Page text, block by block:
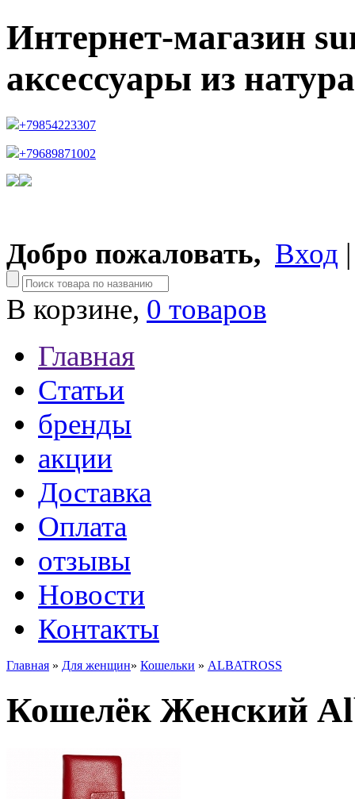
Интернет-магазин
аксессуары из
+79854223307
+79689871002
Добро пожаловать, Вход
В корзине, 0 товаров
Главная
Статьи
бренды
акции
Доставка
Оплата
отзывы
Новости
Контакты
Главная » Для женщин» Кошельки » ALBATROSS
Кошелёк Женский